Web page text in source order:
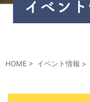
HOME イベント情報